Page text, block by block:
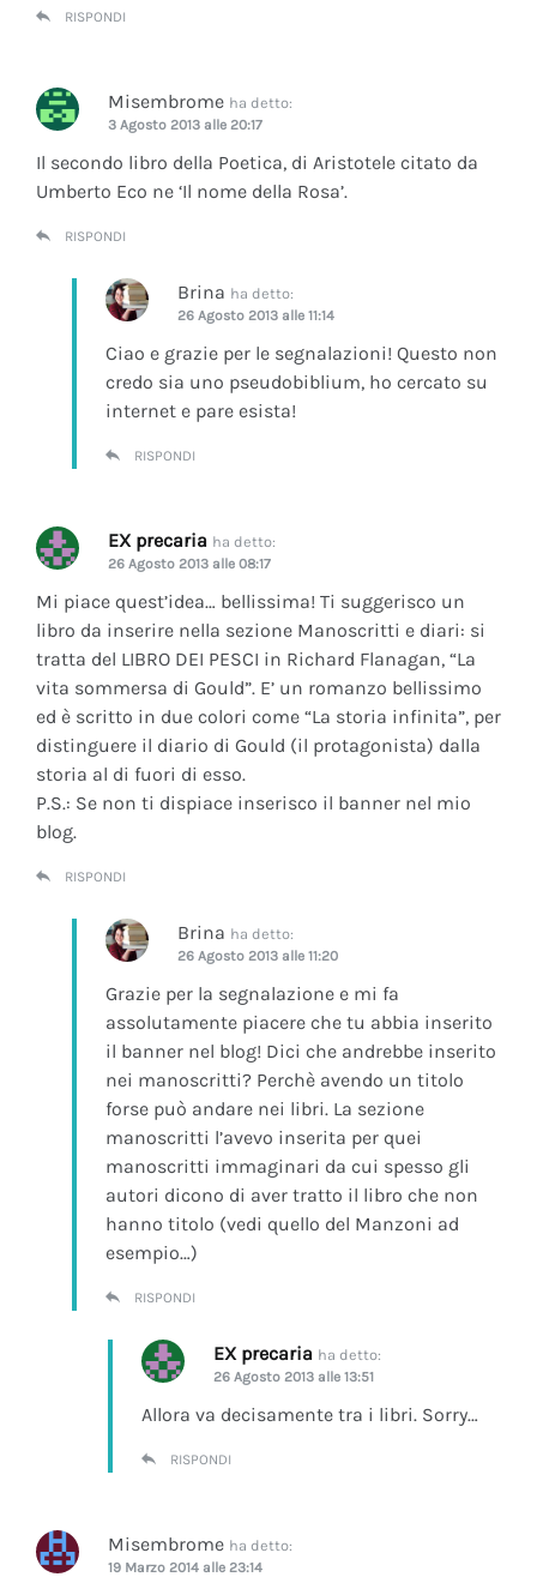
RISPONDI
Misembrome ha detto:
3 Agosto 2013 alle 20:17
Il secondo libro della Poetica, di Aristotele citato da
Umberto Eco ne ‘Il nome della Rosa’.
RISPONDI
Brina ha detto:
26 Agosto 2013 alle 11:14
Ciao e grazie per le segnalazioni! Questo non
credo sia uno pseudobiblium, ho cercato su
internet e pare esista!
RISPONDI
EX precaria ha detto:
26 Agosto 2013 alle 08:17
Mi piace quest’idea… bellissima! Ti suggerisco un
libro da inserire nella sezione Manoscritti e diari: si
tratta del LIBRO DEI PESCI in Richard Flanagan, “La
vita sommersa di Gould”. E’ un romanzo bellissimo
ed è scritto in due colori come “La storia infinita”, per
distinguere il diario di Gould (il protagonista) dalla
storia al di fuori di esso.
P.S.: Se non ti dispiace inserisco il banner nel mio
blog.
RISPONDI
Brina ha detto:
26 Agosto 2013 alle 11:20
Grazie per la segnalazione e mi fa
assolutamente piacere che tu abbia inserito
il banner nel blog! Dici che andrebbe inserito
nei manoscritti? Perchè avendo un titolo
forse può andare nei libri. La sezione
manoscritti l’avevo inserita per quei
manoscritti immaginari da cui spesso gli
autori dicono di aver tratto il libro che non
hanno titolo (vedi quello del Manzoni ad
esempio…)
RISPONDI
EX precaria ha detto:
26 Agosto 2013 alle 13:51
Allora va decisamente tra i libri. Sorry…
RISPONDI
Misembrome ha detto:
19 Marzo 2014 alle 23:14